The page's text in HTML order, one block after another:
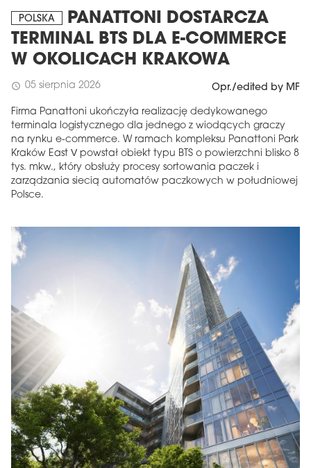
POLSKA
PANATTONI DOSTARCZA
TERMINAL BTS DLA E-COMMERCE
W OKOLICACH KRAKOWA
schedule 05 sierpnia 2026 Opr./edited by MF
Firma Panattoni ukończyła realizację dedykowanego
terminala logistycznego dla jednego z wiodących graczy
na rynku e-commerce. W ramach kompleksu Panattoni Park
Kraków East V powstał obiekt typu BTS o powierzchni blisko 8
tys. mkw., który obsłuży procesy sortowania paczek i
zarządzania siecią automatów paczkowych w południowej
Polsce.